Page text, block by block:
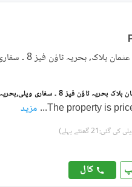
The property is
... مزید
کی گئی:21 گھنٹے پہلے)
کال